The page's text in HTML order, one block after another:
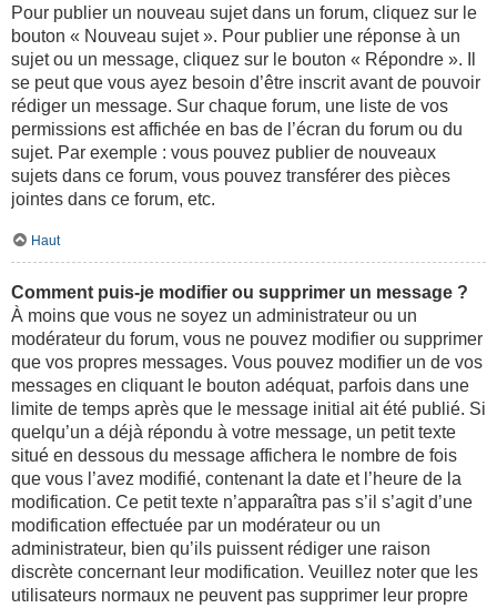
Pour publier un nouveau sujet dans un forum, cliquez sur le
bouton « Nouveau sujet ». Pour publier une réponse à un
sujet ou un message, cliquez sur le bouton « Répondre ». Il
se peut que vous ayez besoin d’être inscrit avant de pouvoir
rédiger un message. Sur chaque forum, une liste de vos
permissions est affichée en bas de l’écran du forum ou du
sujet. Par exemple : vous pouvez publier de nouveaux
sujets dans ce forum, vous pouvez transférer des pièces
jointes dans ce forum, etc.
Haut
Comment puis-je modifier ou supprimer un message ?
À moins que vous ne soyez un administrateur ou un
modérateur du forum, vous ne pouvez modifier ou supprimer
que vos propres messages. Vous pouvez modifier un de vos
messages en cliquant le bouton adéquat, parfois dans une
limite de temps après que le message initial ait été publié. Si
quelqu’un a déjà répondu à votre message, un petit texte
situé en dessous du message affichera le nombre de fois
que vous l’avez modifié, contenant la date et l’heure de la
modification. Ce petit texte n’apparaîtra pas s’il s’agit d’une
modification effectuée par un modérateur ou un
administrateur, bien qu’ils puissent rédiger une raison
discrète concernant leur modification. Veuillez noter que les
utilisateurs normaux ne peuvent pas supprimer leur propre